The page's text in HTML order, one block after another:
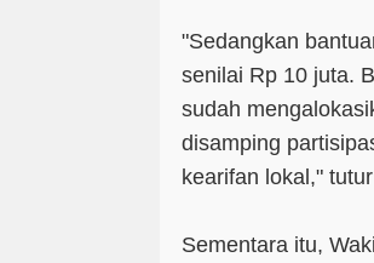
"Sedangkan
senilai Rp 10 juta.
sudah
disamping
kearifan lokal,"
Sementara itu,